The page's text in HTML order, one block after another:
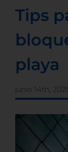
Tips
playa
junio 14th,